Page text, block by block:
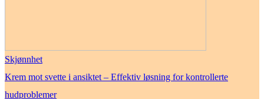
Skjønnhet
Krem mot svette i ansiktet – Effektiv løsning for kontrollerte
hudproblemer